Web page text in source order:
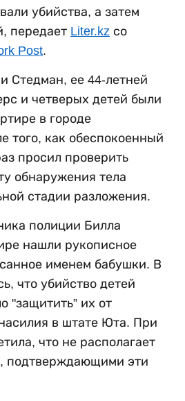
убийства, а затем
передает Liter.kz со
Post.
Стедман, ее 44-летней
и четверых детей были
в городе
того, как обеспокоенный
просил проверить
обнаружения тела
стадии разложения.
полиции Билла
нашли рукописное
именем бабушки. В
что убийство детей
"защитить” их от
в штате Юта. При
что не располагает
подтверждающими эти